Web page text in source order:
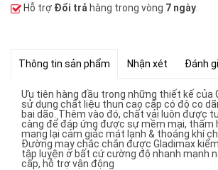
Hỗ trợ Đổi trả hàng trong vòng 7 ngày
Thông tin sản phẩm Nhận xét Đánh
Ưu tiên hàng đầu trong những thiết kế của
sử dụng chất liệu thun cao cấp có độ co
bai dão. Thêm vào đó, chất vải luôn được
càng để đáp ứng được sự mềm mại, thấm
mang lại cảm giác mát lạnh & thoáng khí
Đường may chắc chắn được Gladimax
tập luyện ở bất cứ cường độ nhanh mạnh
cấp, hỗ trợ vận động